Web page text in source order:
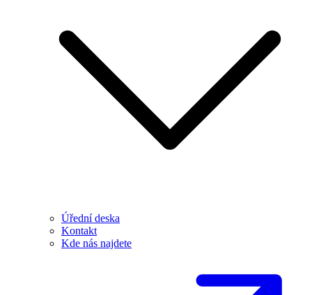
Úřední deska
Kontakt
Kde nás najdete